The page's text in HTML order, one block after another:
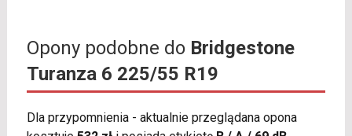
Opony podobne do Bridgestone
Turanza 6 225/55 R19
Dla przypomnienia - aktualnie przeglądana opona